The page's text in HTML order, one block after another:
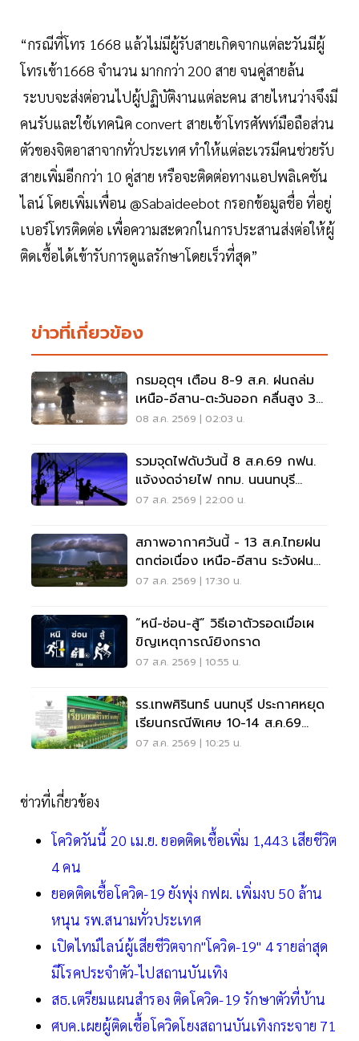
“กรณีที่โทร 1668 แล้วไม่มีผู้รับสายเกิดจากแต่ละวันมีผู้
โทรเข้า1668 จำนวน มากกว่า 200 สาย จนคู่สายล้น
ระบบจะส่งต่อวนไปผู้ปฏิบัติงานแต่ละคน สายไหนว่างจึงมี
คนรับและใช้เทคนิค convert สายเข้าโทรศัพท์มือถือส่วน
ตัวของจิตอาสาจากทั่วประเทศ ทำให้แต่ละเวรมีคนช่วยรับ
สายเพิ่มอีกกว่า 10 คู่สาย หรือจะติดต่อทางแอปพลิเคชัน
ไลน์ โดยเพิ่มเพื่อน @Sabaideebot กรอกข้อมูลชื่อ ที่อยู่
เบอร์โทรติดต่อ เพื่อความสะดวกในการประสานส่งต่อให้ผู้
ติดเชื้อได้เข้ารับการดูแลรักษาโดยเร็วที่สุด”
ข่าวที่เกี่ยวข้อง
กรมอุตุฯ เตือน 8-9 ส.ค. ฝนถล่ม
เหนือ-อีสาน-ตะวันออก คลื่นสูง 3
เมตร
08 ส.ค. 2569 | 02:03 น.
รวมจุดไฟดับวันนี้ 8 ส.ค.69 กฟน.
แจ้งงดจ่ายไฟ กทม. นนนทบุรี
สมุทรปราการ
07 ส.ค. 2569 | 22:00 น.
สภาพอากาศวันนี้ - 13 ส.ค.ไทยฝน
ตกต่อเนื่อง เหนือ-อีสาน ระวังฝน
ตกหนักมากบางแห่ง
07 ส.ค. 2569 | 17:30 น.
“หนี-ซ่อน-สู้” วิธีเอาตัวรอดเมื่อเผ
ขิญเหตุการณ์ยิงกราด
07 ส.ค. 2569 | 10:55 น.
รร.เทพศิรินทร์ นนทบุรี ประกาศหยุด
เรียนกรณีพิเศษ 10-14 ส.ค.69
หลังเหตุกราดยิง
07 ส.ค. 2569 | 10:25 น.
ข่าวที่เกี่ยวข้อง
โควิดวันนี้ 20 เม.ย. ยอดติดเชื้อเพิ่ม 1,443 เสียชีวิต
4 คน
ยอดติดเชื้อโควิด-19 ยังพุ่ง กฟผ. เพิ่มงบ 50 ล้าน
หนุน รพ.สนามทั่วประเทศ
เปิดไทม์ไลน์ผู้เสียชีวิตจาก"โควิด-19" 4 รายล่าสุด
มีโรคประจำตัว-ไปสถานบันเทิง
สธ.เตรียมแผนสำรอง ติดโควิด-19 รักษาตัวที่บ้าน
ศบค.เผยผู้ติดเชื้อโควิดโยงสถานบันเทิงกระจาย 71